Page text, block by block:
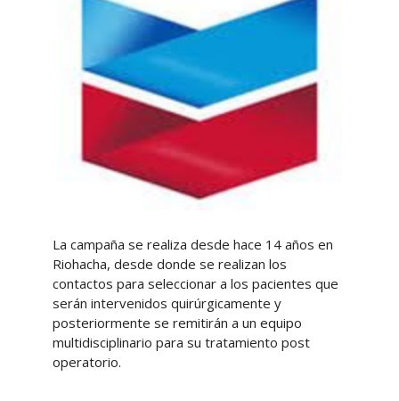
La campaña se realiza desde hace 14 años en
Riohacha, desde donde se realizan los
contactos para seleccionar a los pacientes que
serán intervenidos quirúrgicamente y
posteriormente se remitirán a un equipo
multidisciplinario para su tratamiento post
operatorio.